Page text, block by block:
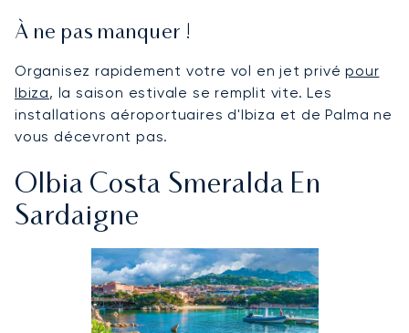
À ne pas manquer !
Organisez rapidement votre vol en jet privépour
Ibiza, la saison estivale se remplit vite. Les
installations aéroportuaires d'Ibiza et de Palma ne
vous décevront pas.
Olbia Costa Smeralda En
Sardaigne